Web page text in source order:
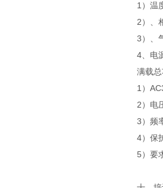
1）温
2）、
3）、
4、电
满载
1）
2）电
3）频
4）保
5）要